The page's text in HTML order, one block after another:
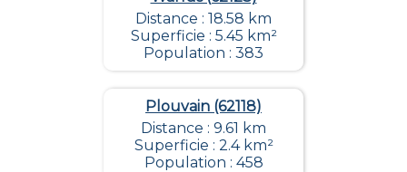
Distance : 18.58 km
Superficie : 5.45 km²
Population : 383
Plouvain (62118)
Distance : 9.61 km
Superficie : 2.4 km²
Population : 458